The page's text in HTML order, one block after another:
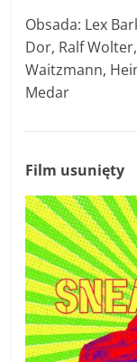
Obsada: Lex
Dor, Ralf
Waitzmann,
Medar
Film usunięty